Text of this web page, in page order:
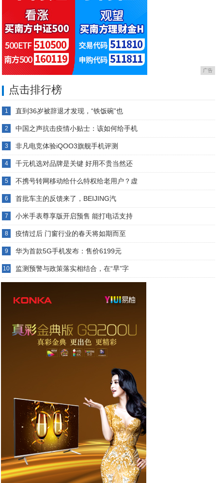
广告
点击排行榜
1 直到36岁被辞退才发现，“铁饭碗”也
2 中国之声抗击疫情小贴士：该如何给手机
3 非凡电竞体验iQOO3旗舰手机评测
4 千元机选对品牌是关键 好用不贵当然还
5 不携号转网移动给什么特权给老用户？虚
6 首批车主的反馈来了，BEIJING汽
7 小米手表尊享版开启预售 能打电话支持
8 疫情过后 门窗行业的春天将如期而至
9 华为首款5G手机发布：售价6199元
10 监测预警与政策落实相结合，在“早”字